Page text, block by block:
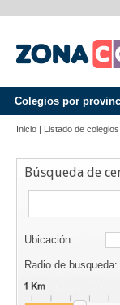
Colegios por
Inicio | Listado de
Búsqueda de
Ubicación:
Radio de busqueda: